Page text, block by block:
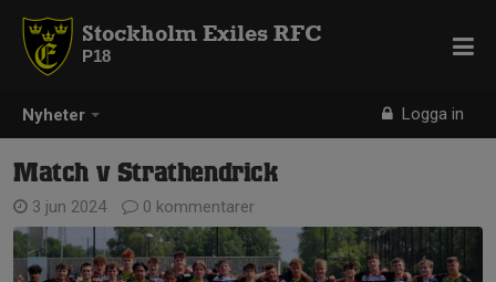
Nyheter Logga in
Stockholm Exiles RFC
P18
Match v Strathendrick
3 jun 2024 0 kommentarer